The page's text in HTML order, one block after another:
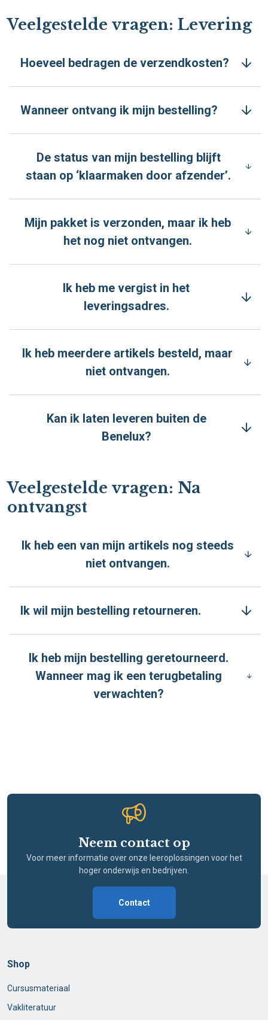
Veelgestelde vragen: Levering
Hoeveel bedragen de verzendkosten?
Wanneer ontvang ik mijn bestelling?
De status van mijn bestelling blijft
staan op ‘klaarmaken door afzender’.
Mijn pakket is verzonden, maar ik heb
het nog niet ontvangen.
Ik heb me vergist in het
leveringsadres.
Ik heb meerdere artikels besteld, maar
niet ontvangen.
Kan ik laten leveren buiten de
Benelux?
Veelgestelde vragen: Na
ontvangst
Ik heb een van mijn artikels nog steeds
niet ontvangen.
Ik wil mijn bestelling retourneren.
Ik heb mijn bestelling geretourneerd.
Wanneer mag ik een terugbetaling
verwachten?
Neem contact op
Voor meer informatie over onze leeroplossingen voor het
hoger onderwijs en bedrijven.
Contact
Shop
Cursusmateriaal
Vakliteratuur